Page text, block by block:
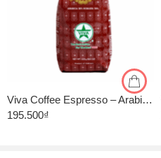
Viva Coffee Espresso – Arabica 30%, Robusta 70% – Cà Phê Pha Máy – Túi 500g
195.500₫
500gr